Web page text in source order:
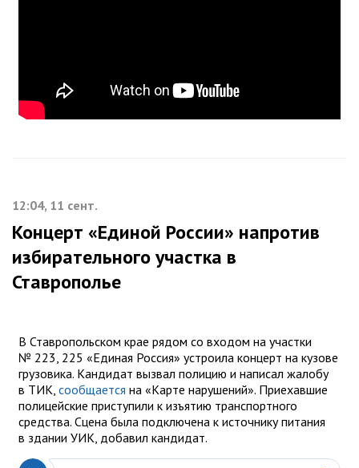
12:04, 11 сент.
Концерт «Единой России» напротив
избирательного участка в
Ставрополье
В Ставропольском крае рядом со входом на участки
№ 223, 225 «Единая Россия» устроила концерт на кузове
грузовика. Кандидат вызвал полицию и написал жалобу
в ТИК, сообщается на «Карте нарушений». Приехавшие
полицейские приступили к изъятию транспортного
средства. Сцена была подключена к источнику питания
в здании УИК, добавил кандидат.